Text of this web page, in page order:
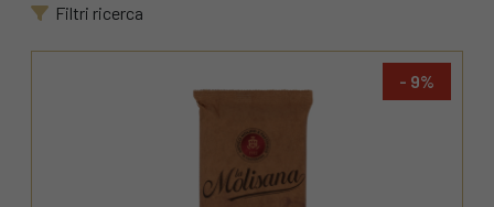
Filtri ricerca
9